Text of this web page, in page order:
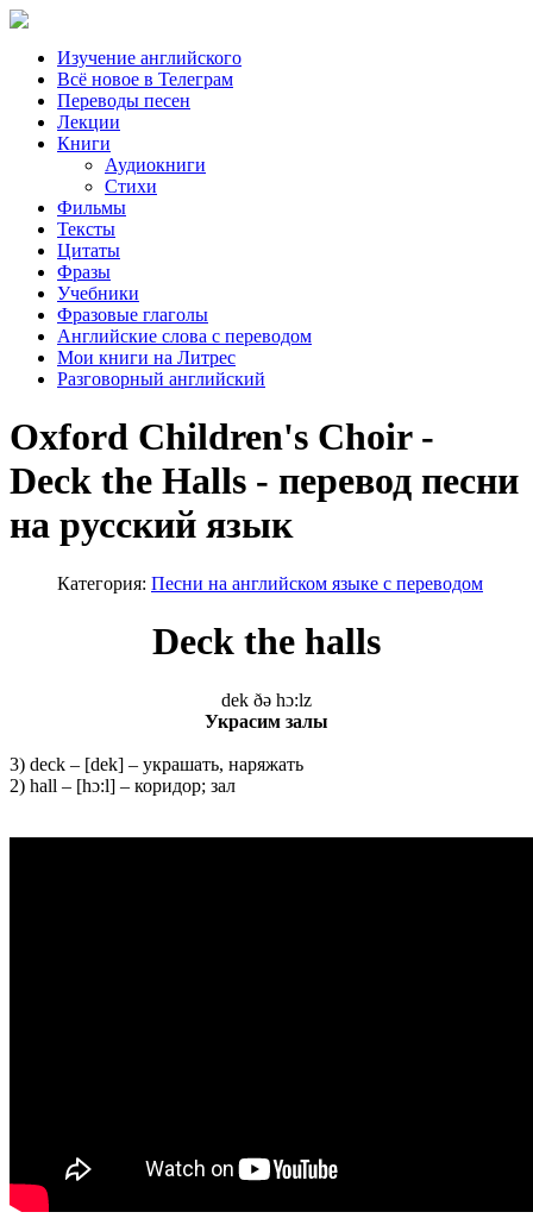
Изучение английского
Всё новое в Телеграм
Переводы песен
Лекции
Книги
Аудиокниги
Стихи
Фильмы
Тексты
Цитаты
Фразы
Учебники
Фразовые глаголы
Английские слова с переводом
Мои книги на Литрес
Разговорный английский
Oxford Children's Choir -
Deck the Halls - перевод песни
на русский язык
Категория: Песни на английском языке с переводом
Deck the halls
dek ðə hɔ:lz
Украсим залы
3) deck – [dek] – украшать, наряжать
2) hall – [hɔ:l] – коридор; зал